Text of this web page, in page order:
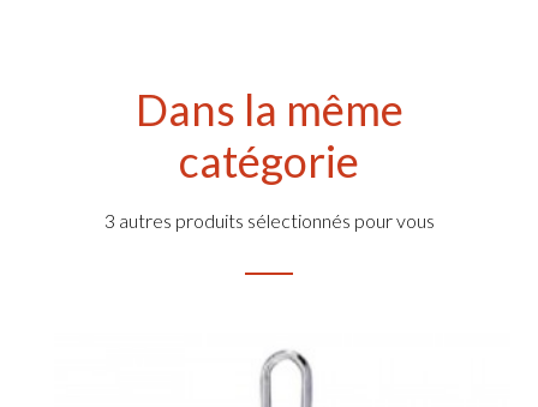
Dans la même
catégorie
3 autres produits sélectionnés pour vous